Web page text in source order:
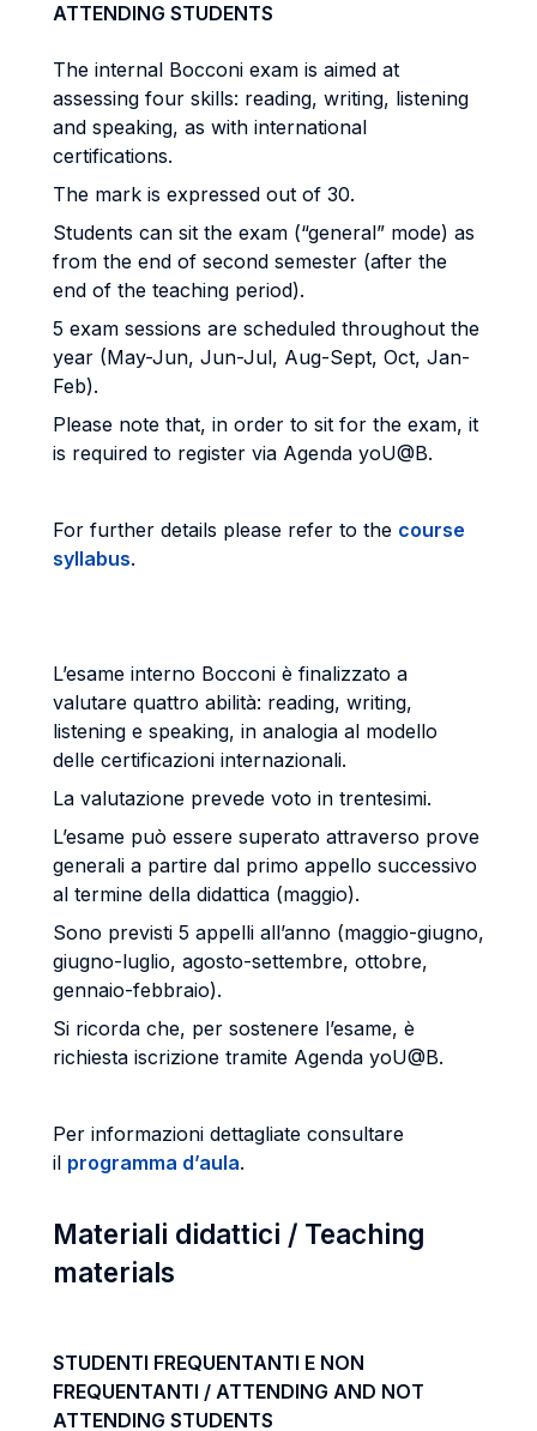
ATTENDING STUDENTS
The internal Bocconi exam is aimed at
assessing four skills: reading, writing, listening
and speaking, as with international
certifications.
The mark is expressed out of 30.
Students can sit the exam (“general” mode) as
from the end of second semester (after the
end of the teaching period).
5 exam sessions are scheduled throughout the
year (May-Jun, Jun-Jul, Aug-Sept, Oct, Jan-
Feb).
Please note that, in order to sit for the exam, it
is required to register via Agenda yoU@B.
For further details please refer to the course
syllabus.
L’esame interno Bocconi è finalizzato a
valutare quattro abilità: reading, writing,
listening e speaking, in analogia al modello
delle certificazioni internazionali.
La valutazione prevede voto in trentesimi.
L’esame può essere superato attraverso prove
generali a partire dal primo appello successivo
al termine della didattica (maggio).
Sono previsti 5 appelli all’anno (maggio-giugno,
giugno-luglio, agosto-settembre, ottobre,
gennaio-febbraio).
Si ricorda che, per sostenere l’esame, è
richiesta iscrizione tramite Agenda yoU@B.
Per informazioni dettagliate consultare
il programma d’aula.
Materiali didattici / Teaching
materials
STUDENTI FREQUENTANTI E NON
FREQUENTANTI / ATTENDING AND NOT
ATTENDING STUDENTS